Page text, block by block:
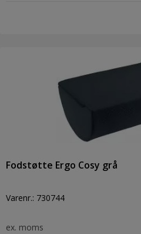
Fodstøtte Ergo Cosy grå
Varenr.: 730744
ex. moms